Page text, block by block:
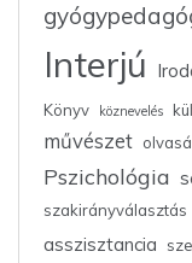
Interjú
Könyv
köznevelés
művészet
Pszichológia
szakirányválasztás
asszisztancia